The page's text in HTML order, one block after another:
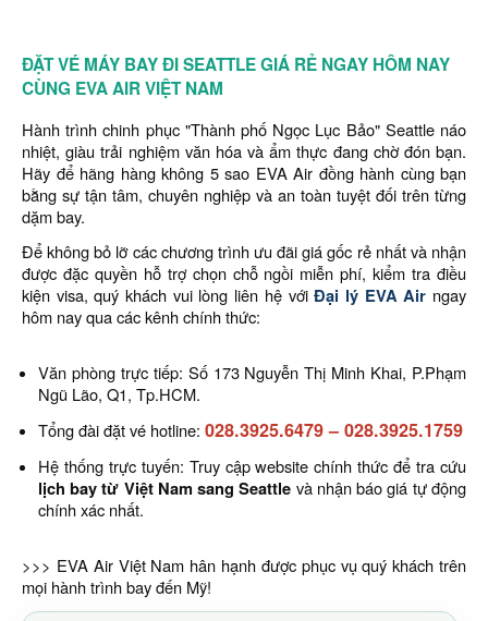
ĐẶT VÉ MÁY BAY ĐI SEATTLE GIÁ RẺ NGAY HÔM NAY
CÙNG EVA AIR VIỆT NAM
Hành trình chinh phục "Thành phố Ngọc Lục Bảo" Seattle náo
nhiệt, giàu trải nghiệm văn hóa và ẩm thực đang chờ đón bạn.
Hãy để hãng hàng không 5 sao EVA Air đồng hành cùng bạn
bằng sự tận tâm, chuyên nghiệp và an toàn tuyệt đối trên từng
dặm bay.
Để không bỏ lỡ các chương trình ưu đãi giá gốc rẻ nhất và nhận
được đặc quyền hỗ trợ chọn chỗ ngồi miễn phí, kiểm tra điều
kiện visa, quý khách vui lòng liên hệ vớiĐại lý EVA Air ngay
hôm nay qua các kênh chính thức:
Văn phòng trực tiếp: Số 173 Nguyễn Thị Minh Khai, P.Phạm
Ngũ Lão, Q1, Tp.HCM.
Tổng đài đặt vé hotline: 028.3925.6479– 028.3925.1759
Hệ thống trực tuyến: Truy cập website chính thức để tra cứu
lịch bay từ Việt Nam sang Seattle và nhận báo giá tự động
chính xác nhất.
>>> EVA Air Việt Nam hân hạnh được phục vụ quý khách trên
mọi hành trình bay đến Mỹ!